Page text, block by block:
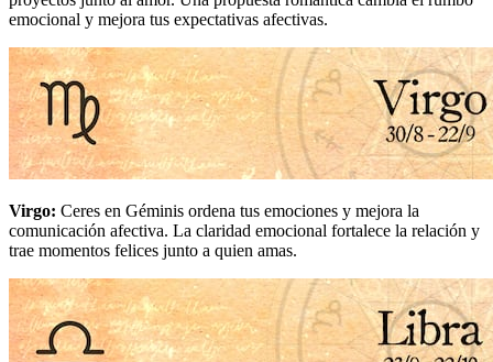
emocional y mejora tus expectativas afectivas.
Virgo: Ceres en Géminis ordena tus emociones y mejora la
comunicación afectiva. La claridad emocional fortalece la relación y
trae momentos felices junto a quien amas.